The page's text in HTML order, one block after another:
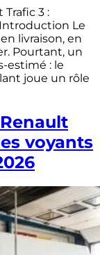
3 :
Le
livraison, en
Pourtant, un
estimé : le
joue un rôle
voyants